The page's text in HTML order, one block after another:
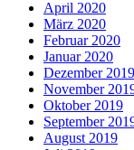
April 2020
März 2020
Februar 2020
Januar 2020
Dezember 2019
November
Oktober 2019
September
August 2019